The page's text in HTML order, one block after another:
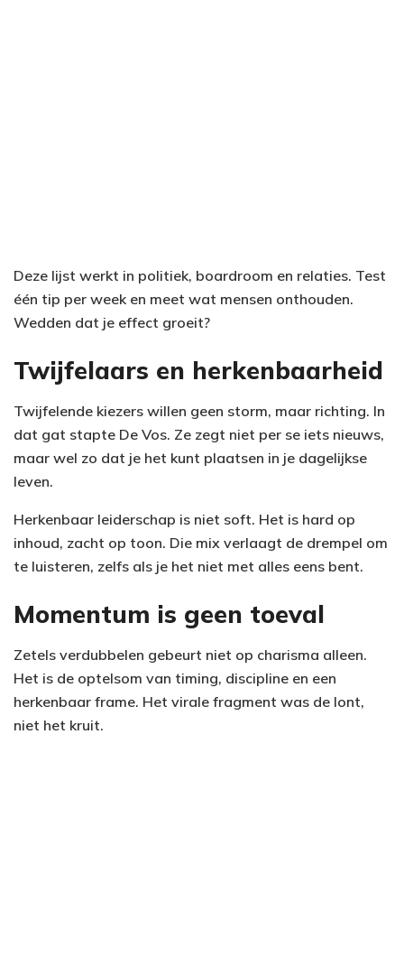
Deze lijst werkt in politiek, boardroom en relaties. Test
één tip per week en meet wat mensen onthouden.
Wedden dat je effect groeit?
Twijfelaars en herkenbaarheid
Twijfelende kiezers willen geen storm, maar richting. In
dat gat stapte De Vos. Ze zegt niet per se iets nieuws,
maar wel zo dat je het kunt plaatsen in je dagelijkse
leven.
Herkenbaar leiderschap is niet soft. Het is hard op
inhoud, zacht op toon. Die mix verlaagt de drempel om
te luisteren, zelfs als je het niet met alles eens bent.
Momentum is geen toeval
Zetels verdubbelen gebeurt niet op charisma alleen.
Het is de optelsom van timing, discipline en een
herkenbaar frame. Het virale fragment was de lont,
niet het kruit.